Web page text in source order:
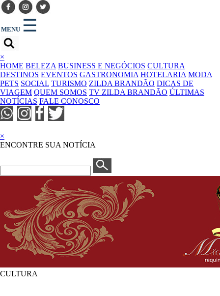
MENU ☰
×
HOME BELEZA BUSINESS E NEGÓCIOS CULTURA
DESTINOS EVENTOS GASTRONOMIA HOTELARIA MODA
PETS SOCIAL TURISMO ZILDA BRANDÃO DICAS DE
VIAGEM QUEM SOMOS TV ZILDA BRANDÃO ÚLTIMAS
NOTÍCIAS FALE CONOSCO
×
ENCONTRE SUA NOTÍCIA
CULTURA